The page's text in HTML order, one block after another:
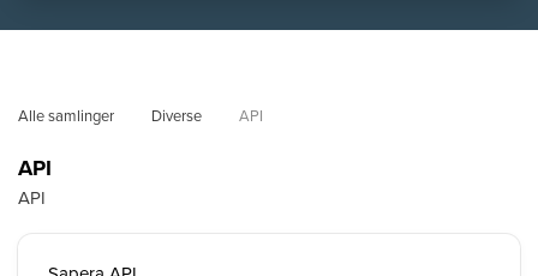
Alle samlinger Diverse API
API
API